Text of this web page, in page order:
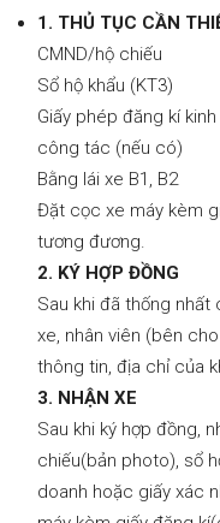
1. THỦ TỤC CẦN
CMND/hộ chiếu
Sổ hộ khẩu (KT3)
Giấy phép đăng kí
công tác (nếu có)
Bằng lái xe B1, B2
Đặt cọc xe máy kèm
tương đương.
2. KÝ HỢP ĐỒNG
Sau khi đã thống
xe, nhân viên (bên
thông tin, địa chỉ của
3. NHẬN XE
Sau khi ký hợp đồng,
chiếu(bản photo), sổ
doanh hoặc giấy xác